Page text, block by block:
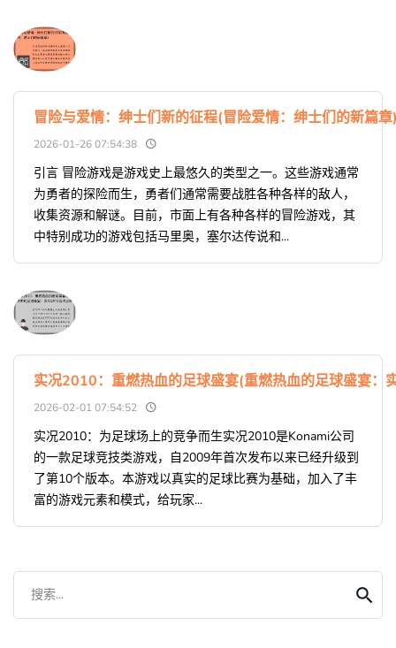
冒险与爱情：绅士们新的征程(冒险爱情：绅士们的新篇
2026-01-26 07:54:38
引言 冒险游戏是游戏史上最悠久的类型之一。这些游戏通常
为勇者的探险而生，勇者们通常需要战胜各种各样的敌人，
收集资源和解谜。目前，市面上有各种各样的冒险游戏，其
中特别成功的游戏包括马里奥，塞尔达传说和...
实况2010：重燃热血的足球盛宴(重燃热血的足球盛宴：
2026-02-01 07:54:52
实况2010：为足球场上的竞争而生实况2010是Konami公司
的一款足球竞技类游戏，自2009年首次发布以来已经升级到
了第10个版本。本游戏以真实的足球比赛为基础，加入了丰
富的游戏元素和模式，给玩家...
搜索...